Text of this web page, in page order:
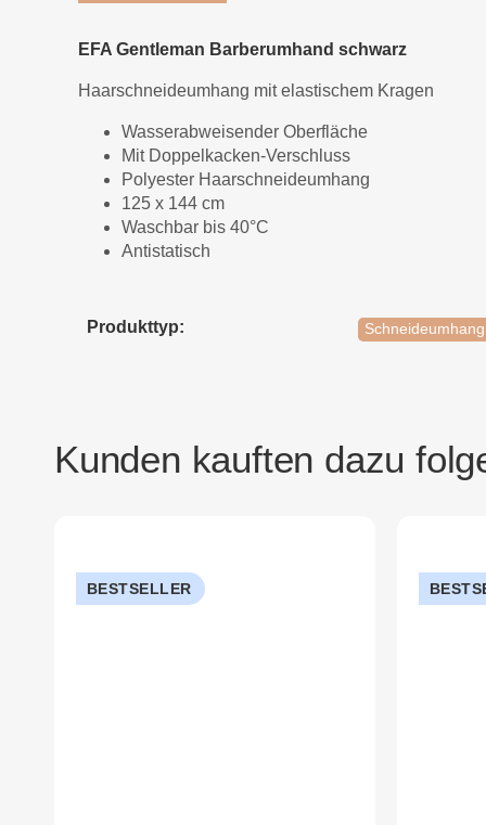
EFA Gentleman Barberumhand schwarz
Haarschneideumhang mit elastischem Kragen
Wasserabweisender Oberfläche
Mit Doppelkacken-Verschluss
Polyester Haarschneideumhang
125 x 144 cm
Waschbar bis 40°C
Antistatisch
Produkttyp: Schneideumhang
Kunden kauften dazu
BESTSELLER